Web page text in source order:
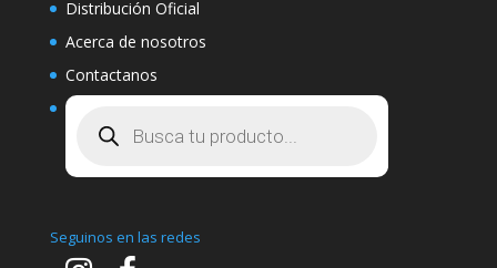
Distribución Oficial
Acerca de nosotros
Contactanos
Seguinos en las redes